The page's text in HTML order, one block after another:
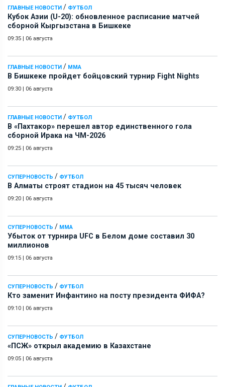
ГЛАВНЫЕ НОВОСТИ / ФУТБОЛ
Кубок Азии (U-20): обновленное расписание матчей
сборной Кыргызстана в Бишкеке
09:35 | 06 августа
ГЛАВНЫЕ НОВОСТИ / ММА
В Бишкеке пройдет бойцовский турнир Fight Nights
09:30 | 06 августа
ГЛАВНЫЕ НОВОСТИ / ФУТБОЛ
В «Пахтакор» перешел автор единственного гола
сборной Ирака на ЧМ-2026
09:25 | 06 августа
СУПЕРНОВОСТЬ / ФУТБОЛ
В Алматы строят стадион на 45 тысяч человек
09:20 | 06 августа
СУПЕРНОВОСТЬ / ММА
Убыток от турнира UFC в Белом доме составил 30
миллионов
09:15 | 06 августа
СУПЕРНОВОСТЬ / ФУТБОЛ
Кто заменит Инфантино на посту президента ФИФА?
09:10 | 06 августа
СУПЕРНОВОСТЬ / ФУТБОЛ
«ПСЖ» открыл академию в Казахстане
09:05 | 06 августа